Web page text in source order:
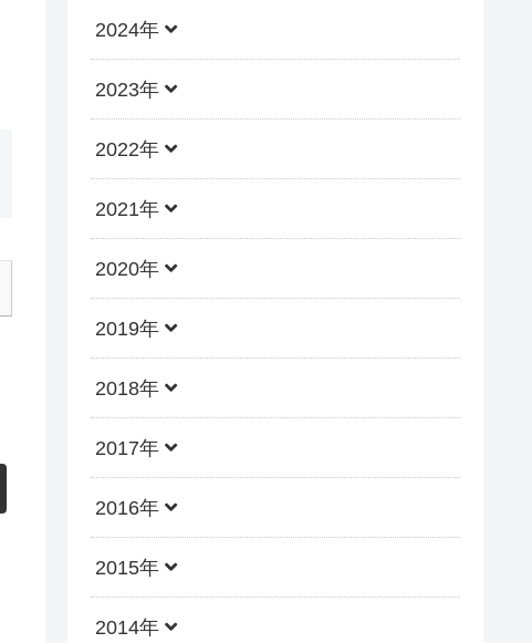
2024年
2023年
2022年
2021年
2020年
2019年
2018年
2017年
2016年
2015年
2014年